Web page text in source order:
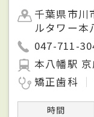
千葉県市
ルタワー本
047-711-
本八幡駅
矯正歯科
時間